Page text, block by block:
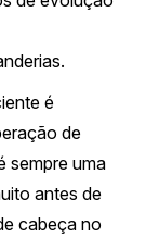
é
de
sempre uma
antes de
cabeça no